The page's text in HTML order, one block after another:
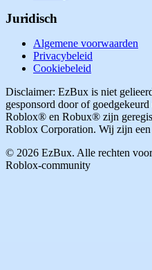
Juridisch
Algemene voorwaarden
Privacybeleid
Cookiebeleid
Disclaimer: EzBux is niet
gesponsord door of
Roblox® en Robux® zijn
Roblox Corporation. Wij zijn
© 2026 EzBux. Alle rechten
Roblox-community